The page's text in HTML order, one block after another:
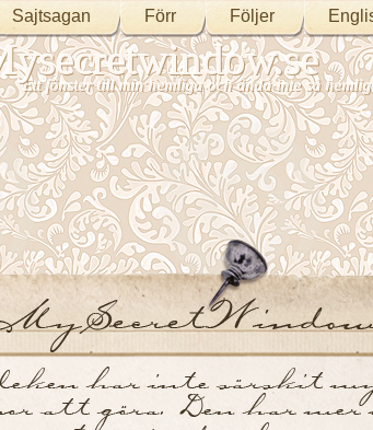
Sajtsagan Förr Följer
Ett fönster till min hemliga och ändå inte så